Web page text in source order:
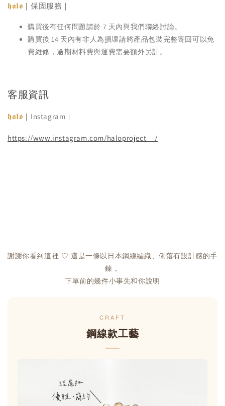
𝖍𝖆𝖑𝖔 ｜保固服務｜
購買後有任何問題請於 7 天內與我們聯絡討論。
購買後 14 天內有非人為損壞請將產品包裝完整寄回可以免
費維修，逾期材料費與運費需要額外另計。
客服資訊
𝖍𝖆𝖑𝖔 ｜Instagram｜
https://www.instagram.com/haloproject__/
謝謝你看到這裡 ♡ 這是一條以日本鋼線編織、俐落有設計感的手
鍊，
下單前的幾件小事先和你說明
CRAFT
鋼線款工藝